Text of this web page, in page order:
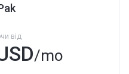
від
/mo